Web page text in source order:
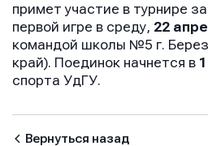
примет участие в турнире
первой игре в среду, 22
командой школы №5 г.
край). Поединок начнется в
спорта УдГУ.
Вернуться назад